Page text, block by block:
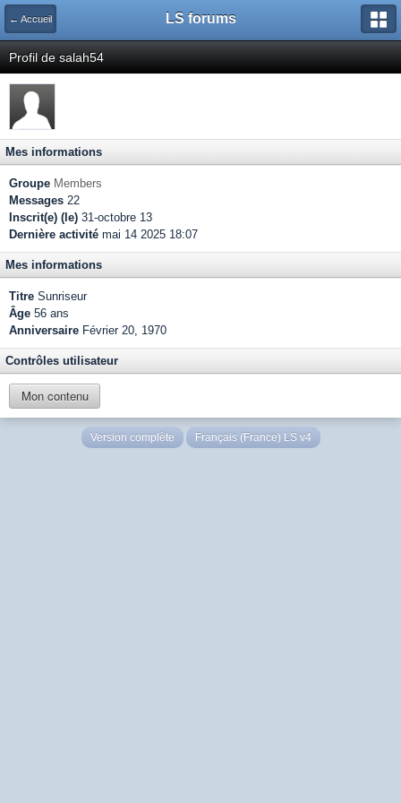
← Accueil LS forums
Profil de salah54
Mes informations
Groupe Members
Messages 22
Inscrit(e) (le) 31-octobre 13
Dernière activité mai 14 2025 18:07
Mes informations
Titre Sunriseur
Âge 56 ans
Anniversaire Février 20, 1970
Contrôles utilisateur
Mon contenu
Version complète Français (France) LS v4